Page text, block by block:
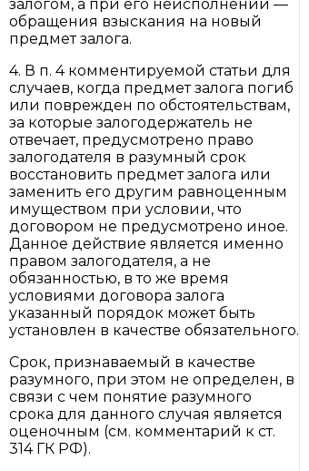
залогом, а при его неисполнении —
обращения взыскания на новый
предмет залога.
4. В п. 4 комментируемой статьи для
случаев, когда предмет залога погиб
или поврежден по обстоятельствам,
за которые залогодержатель не
отвечает, предусмотрено право
залогодателя в разумный срок
восстановить предмет залога или
заменить его другим равноценным
имуществом при условии, что
договором не предусмотрено иное.
Данное действие является именно
правом залогодателя, а не
обязанностью, в то же время
условиями договора залога
указанный порядок может быть
установлен в качестве обязательного.
Срок, признаваемый в качестве
разумного, при этом не определен, в
связи с чем понятие разумного
срока для данного случая является
оценочным (см. комментарий к ст.
314 ГК РФ).